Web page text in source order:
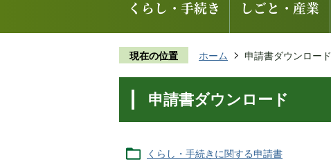
くらし・手続き しごと・産業
現在の位置 ホーム 申請書ダウンロード
申請書ダウンロード
くらし・手続きに関する申請書